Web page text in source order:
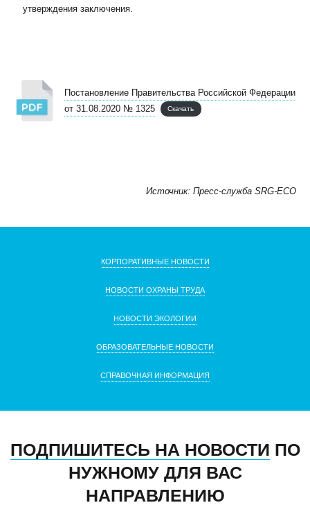
утверждения заключения.
Постановление Правительства Российской Федерации
от 31.08.2020 № 1325
Скачать
Источник: Пресс-служба SRG-ECO
КОРПОРАТИВНЫЕ НОВОСТИ
НОВОСТИ ОХРАНЫ ТРУДА
НОВОСТИ ЭКОЛОГИИ
ОБРАЗОВАТЕЛЬНЫЕ НОВОСТИ
СПРАВОЧНАЯ ИНФОРМАЦИЯ
ПОДПИШИТЕСЬ НА НОВОСТИ ПО
НУЖНОМУ ДЛЯ ВАС
НАПРАВЛЕНИЮ